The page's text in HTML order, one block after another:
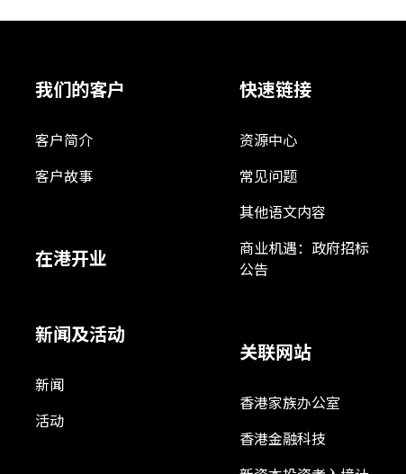
我们的客户
客户简介
客户故事
在港开业
新闻及活动
新闻
活动
快速链接
资源中心
常见问题
其他语文内容
商业机遇：政府招标
公告
关联网站
香港家族办公室
香港金融科技